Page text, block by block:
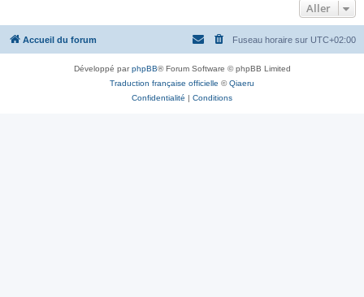
Aller
Accueil du forum Fuseau horaire sur UTC+02:00
Développé parphpBB® Forum Software © phpBB Limited
Traduction française officielle ©Qiaeru
Confidentialité | Conditions